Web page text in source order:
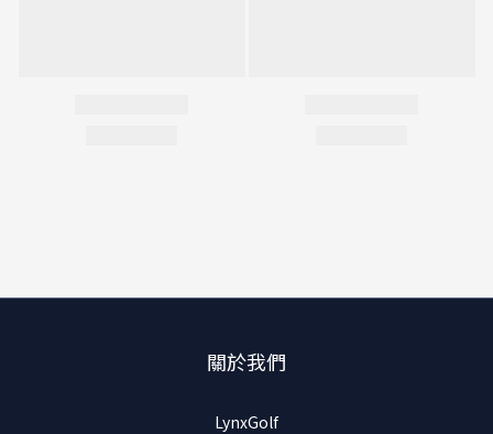
關於我們
LynxGolf